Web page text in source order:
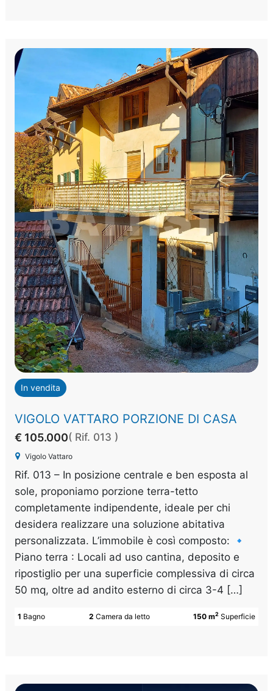
In vendita
VIGOLO VATTARO PORZIONE DI CASA
€ 105.000( Rif. 013 )
Vigolo Vattaro
Rif. 013 – In posizione centrale e ben esposta al
sole, proponiamo porzione terra-tetto
completamente indipendente, ideale per chi
desidera realizzare una soluzione abitativa
personalizzata. L’immobile è così composto: 🔹
Piano terra : Locali ad uso cantina, deposito e
ripostiglio per una superficie complessiva di circa
50 mq, oltre ad andito esterno di circa 3-4 […]
150 m2 Superficie
2 Camera da letto
1 Bagno